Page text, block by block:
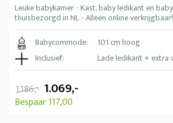
Leuke babykamer - Kast, baby ledikant en
thuisbezorgd in NL - Alleen online verkrijgbaar!
Babycommode:
101 cm hoog
Inclusief:
Lade ledikant + extra
1.186,- 1.069,-
Bespaar 117,00